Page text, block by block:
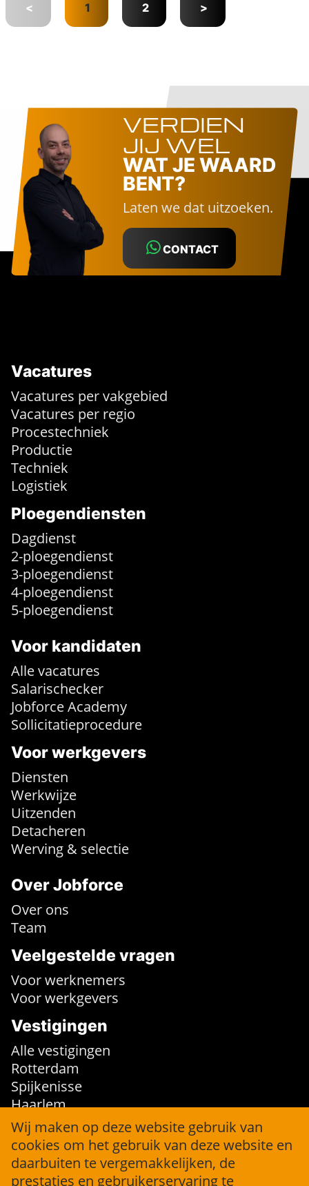
< 1 2 >
VERDIEN
JIJ WEL
WAT JE WAARD
BENT?
Laten we dat uitzoeken.
CONTACT
Vacatures
Vacatures per vakgebied
Vacatures per regio
Procestechniek
Productie
Techniek
Logistiek
Ploegendiensten
Dagdienst
2-ploegendienst
3-ploegendienst
4-ploegendienst
5-ploegendienst
Voor kandidaten
Alle vacatures
Salarischecker
Jobforce Academy
Sollicitatieprocedure
Voor werkgevers
Diensten
Werkwijze
Uitzenden
Detacheren
Werving & selectie
Over Jobforce
Over ons
Team
Veelgestelde vragen
Voor werknemers
Voor werkgevers
Vestigingen
Alle vestigingen
Rotterdam
Spijkenisse
Haarlem
Contact
info@jobforce.nl
Wij maken op deze website gebruik van
cookies om het gebruik van deze website en
daarbuiten te vergemakkelijken, de
prestaties en gebruikerservaring te